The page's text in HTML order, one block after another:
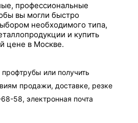
профессиональные
вы могли быстро
необходимого типа,
и купить
цене в Москве.
профтрубы или получить
продажи, доставке, резке
58, электронная почта